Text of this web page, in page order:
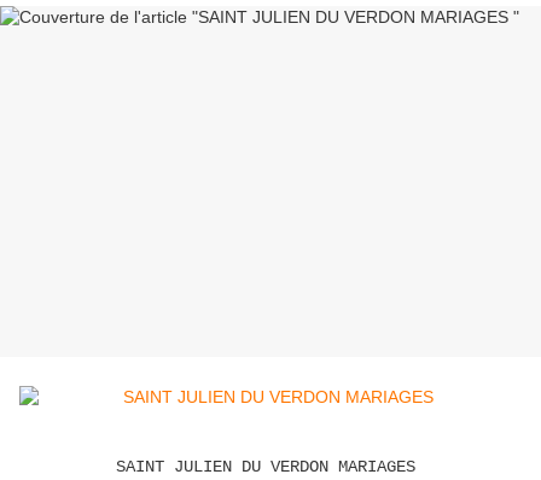
SAINT JULIEN DU VERDON MARIAGES